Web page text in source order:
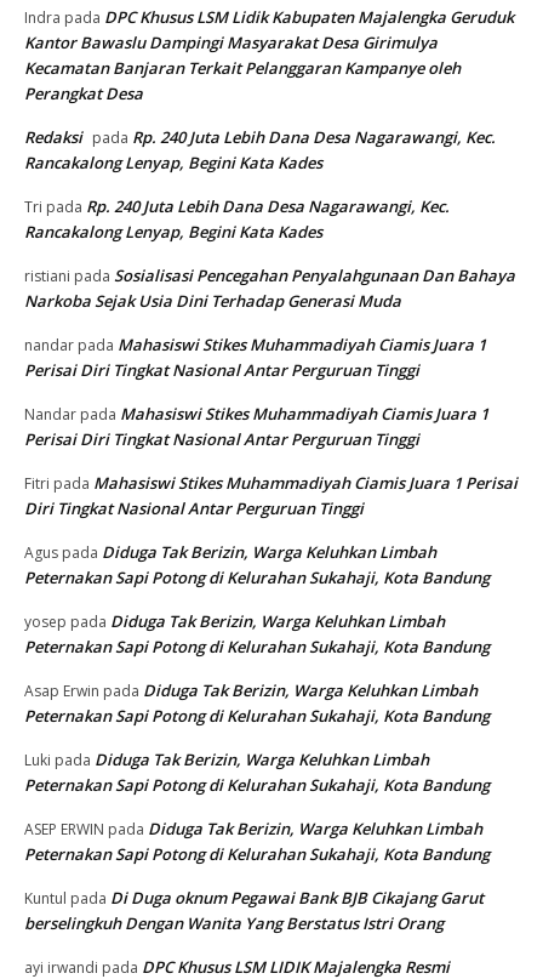
Indra pada DPC Khusus LSM Lidik Kabupaten Majalengka Geruduk
Kantor Bawaslu Dampingi Masyarakat Desa Girimulya
Kecamatan Banjaran Terkait Pelanggaran Kampanye oleh
Perangkat Desa
Redaksi pada Rp. 240 Juta Lebih Dana Desa Nagarawangi, Kec.
Rancakalong Lenyap, Begini Kata Kades
Tri pada Rp. 240 Juta Lebih Dana Desa Nagarawangi, Kec.
Rancakalong Lenyap, Begini Kata Kades
ristiani pada Sosialisasi Pencegahan Penyalahgunaan Dan Bahaya
Narkoba Sejak Usia Dini Terhadap Generasi Muda
nandar pada Mahasiswi Stikes Muhammadiyah Ciamis Juara 1
Perisai Diri Tingkat Nasional Antar Perguruan Tinggi
Nandar pada Mahasiswi Stikes Muhammadiyah Ciamis Juara 1
Perisai Diri Tingkat Nasional Antar Perguruan Tinggi
Fitri pada Mahasiswi Stikes Muhammadiyah Ciamis Juara 1 Perisai
Diri Tingkat Nasional Antar Perguruan Tinggi
Agus pada Diduga Tak Berizin, Warga Keluhkan Limbah
Peternakan Sapi Potong di Kelurahan Sukahaji, Kota Bandung
yosep pada Diduga Tak Berizin, Warga Keluhkan Limbah
Peternakan Sapi Potong di Kelurahan Sukahaji, Kota Bandung
Asap Erwin pada Diduga Tak Berizin, Warga Keluhkan Limbah
Peternakan Sapi Potong di Kelurahan Sukahaji, Kota Bandung
Luki pada Diduga Tak Berizin, Warga Keluhkan Limbah
Peternakan Sapi Potong di Kelurahan Sukahaji, Kota Bandung
ASEP ERWIN pada Diduga Tak Berizin, Warga Keluhkan Limbah
Peternakan Sapi Potong di Kelurahan Sukahaji, Kota Bandung
Kuntul pada Di Duga oknum Pegawai Bank BJB Cikajang Garut
berselingkuh Dengan Wanita Yang Berstatus Istri Orang
ayi irwandi pada DPC Khusus LSM LIDIK Majalengka Resmi